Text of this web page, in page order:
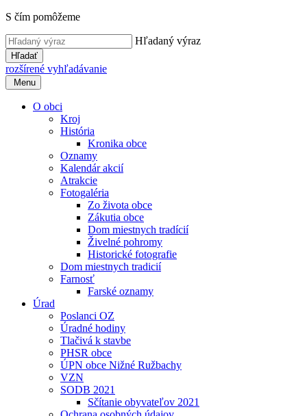
S čím pomôžeme
Hľadaný výraz
Hľadať
rozšírené vyhľadávanie
Menu
O obci
Kroj
História
Kronika obce
Oznamy
Kalendár akcií
Atrakcie
Fotogaléria
Zo života obce
Zákutia obce
Dom miestnych tradícií
Živelné pohromy
Historické fotografie
Dom miestnych tradicií
Farnosť
Farské oznamy
Úrad
Poslanci OZ
Úradné hodiny
Tlačivá k stavbe
PHSR obce
ÚPN obce Nižné Ružbachy
VZN
SODB 2021
Sčítanie obyvateľov 2021